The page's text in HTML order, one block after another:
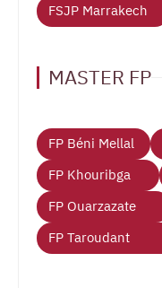
FSJP Marrakech
MASTER FP
FP Béni Mellal
FP Khouribga
FP Ouarzazate
FP Taroudant